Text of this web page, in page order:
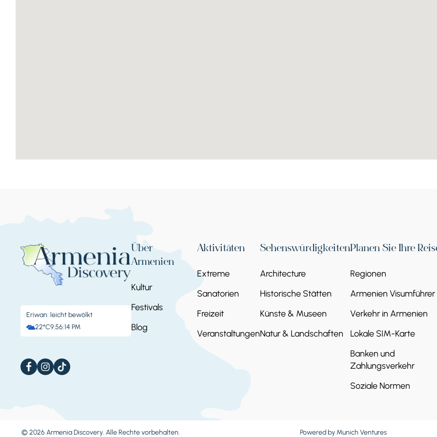
Eriwan: leicht bewölkt
22°C9:56:15 PM
Über
Armenien
Kultur
Festivals
Blog
Aktivitäten
Extreme
Sanatorien
Freizeit
Veranstaltungen
Sehenswürdigkeiten
Architecture
Historische Stätten
Künste & Museen
Natur & Landschaften
Planen Sie Ihre
Regionen
Armenien
Verkehr in Armenien
Lokale SIM-Karte
Banken und
Zahlungsverkehr
Soziale Normen
© 2026 Armenia Discovery. Alle Rechte vorbehalten. Powered by Munich Ventures